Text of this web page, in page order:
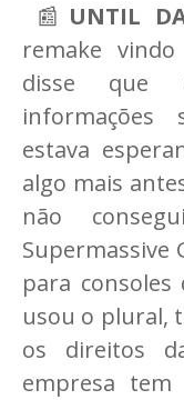
📰 UNTIL
remake
disse que
informações
estava
algo mais
não
Supermassive
para consoles
usou o plural,
os direitos
empresa